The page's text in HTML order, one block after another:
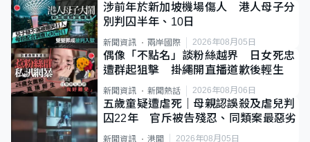
涉前年於新加坡機場傷人 港人母子分
別判囚半年、10日
新聞資訊 兩岸國際 2026年08月05日
偶像「不點名」談粉絲越界 日女死忠
遭群起狙擊 掛繩開直播道歉後輕生
新聞資訊 新聞熱話 2026年08月06日
五歲童疑遭虐死｜母親認誤殺及虐兒判
囚22年 官斥被告殘忍、同類案最惡劣
新聞資訊 港聞 2026年08月05日